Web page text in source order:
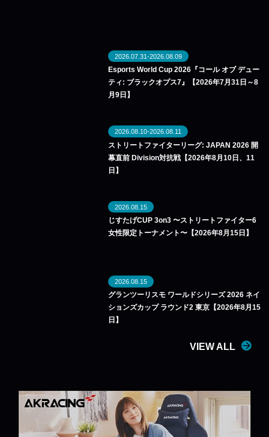
2026.07.31-2026.08.09
Esports World Cup 2026『コール オブ デュー
ティ: ブラックオプス7』【2026年7月31日～8
月9日】
2026.08.10-2026.08.11
ストリートファイターリーグ: JAPAN 2026 開
幕直前 Division対抗戦【2026年8月10日、11
日】
2026.08.15
じすたげCUP 3on3 〜ストリートファイター6
女性限定トーナメント〜【2026年8月15日】
2026.08.15
グランツーリスモ ワールドシリーズ 2026 ネイ
ションズカップ ラウンド2 東京【2026年8月15
日】
VIEW ALL